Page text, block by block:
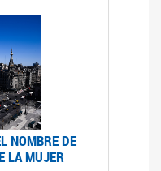
NOMBRE DE
LA MUJER